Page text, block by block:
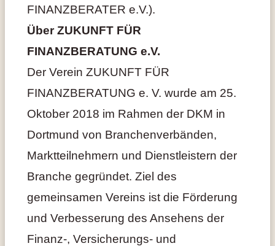
FINANZBERATER e.V.).
Über ZUKUNFT FÜR
FINANZBERATUNG e.V.
Der Verein ZUKUNFT FÜR
FINANZBERATUNG e. V. wurde am 25.
Oktober 2018 im Rahmen der DKM in
Dortmund von Branchenverbänden,
Marktteilnehmern und Dienstleistern der
Branche gegründet. Ziel des
gemeinsamen Vereins ist die Förderung
und Verbesserung des Ansehens der
Finanz-, Versicherungs- und